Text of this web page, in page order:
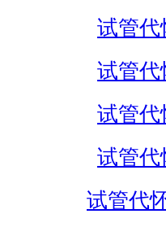
试管代
试管代
试管代
试管代
试管代